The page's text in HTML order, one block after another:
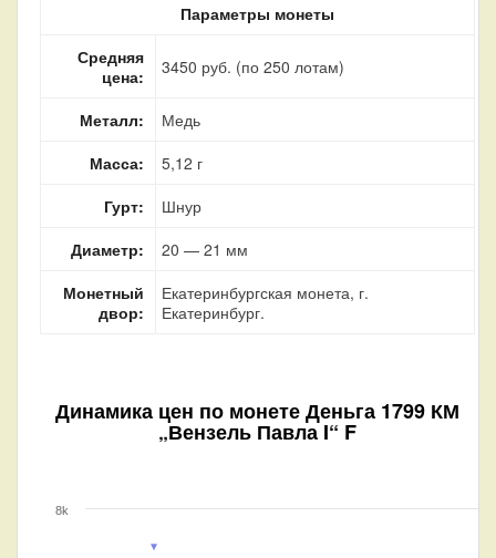
Параметры монеты
Средняя
цена:
3450 руб. (по 250 лотам)
Металл:
Медь
Масса:
5,12 г
Гурт:
Шнур
Диаметр:
20 — 21 мм
Монетный
двор:
Екатеринбургская монета, г.
Екатеринбург.
Динамика цен по монетеДеньга 1799 КМ
„Вензель Павла I“ F
8k